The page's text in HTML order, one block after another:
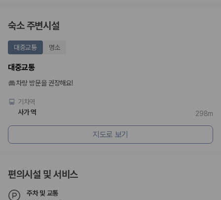
제주도 렌트카 차종별 가격비교
경차·소형차
혼자 또는 2인 여행에 적합하며 제주 렌트카 최저가를 찾는 사용자
가 가장 먼저 비교하는 차종입니다.
준중형·중형차
커플·친구 여행에서 많이 선택되며 가격과 승차감의 균형이 좋은 차
SUV
가족 여행, 짐이 많은 여행, 장거리 이동에 적합하며 보험 조건과 차
승합차·대형차
단체 여행이나 4인 이상 가족 여행에 적합하며 인원수, 짐 공간, 보
제주렌트카 보험까지 비교해야 진짜 가격비교입
숙소 주변시설
대중교통 명소
대중교통
차량 방문을 권장해요!
기차역
사가 역
298m
지도로 보기
편의시설 및 서비스
주차 및 교통